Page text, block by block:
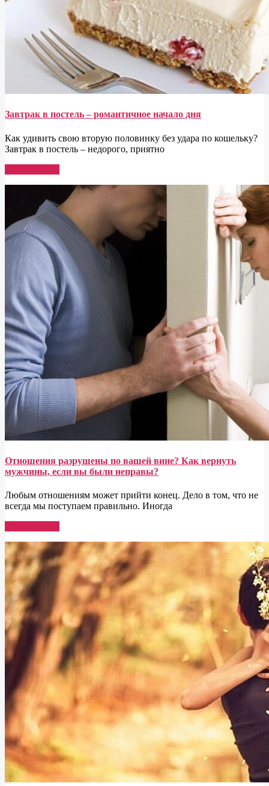
Завтрак в постель – романтичное начало дня
Как удивить свою вторую половинку без удара по кошельку?
Завтрак в постель – недорого, приятно
Отношения разрушены по вашей вине? Как вернуть
мужчины, если вы были неправы?
Любым отношениям может прийти конец. Дело в том, что не
всегда мы поступаем правильно. Иногда